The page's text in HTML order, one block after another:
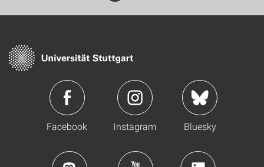
Facebook Instagram Bluesky